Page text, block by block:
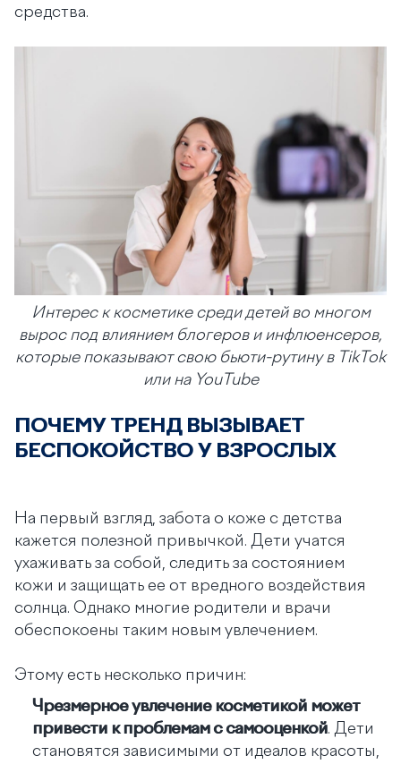
средства.
Интерес к косметике среди детей во многом
вырос под влиянием блогеров и инфлюенсеров,
которые показывают свою бьюти-рутину в TikTok
или на YouTube
ПОЧЕМУ ТРЕНД ВЫЗЫВАЕТ
БЕСПОКОЙСТВО У ВЗРОСЛЫХ
На первый взгляд, забота о коже с детства
кажется полезной привычкой. Дети учатся
ухаживать за собой, следить за состоянием
кожи и защищать ее от вредного воздействия
солнца. Однако многие родители и врачи
обеспокоены таким новым увлечением.
Этому есть несколько причин:
Чрезмерное увлечение косметикой может
привести к проблемам с самооценкой. Дети
становятся зависимыми от идеалов красоты,